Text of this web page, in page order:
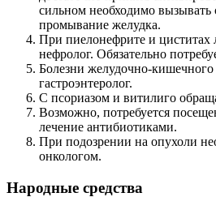
сильном необходимо
промывание желудка.
При пиелонефрите и циститах
нефролог. Обязательно
Болезни желудочно-кишечного
гастроэнтеролог.
С псориазом и витилиго
Возможно, потребуется
лечение антибиотиками.
При подозрении на опухоли
онкологом.
Народные средства